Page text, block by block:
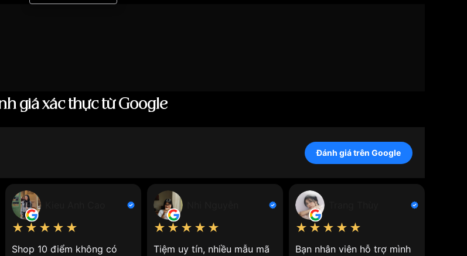
chứng khảo cổ cho thấy người Ai Cập đã sử dụng thủy tinh làm thấu kính và mặt kính từ
giá xác thực từ Google
Đánh giá trên Google
★★★★★
Shop 10 điểm không có
★★★★★
Tiệm uy tín, nhiều mẫu mã
★★★★★
Bạn nhân viên hỗ trợ mình